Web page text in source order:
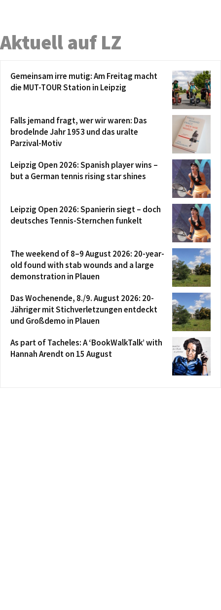
Aktuell auf LZ
Gemeinsam irre mutig: Am Freitag macht
die MUT-TOUR Station in Leipzig
Falls jemand fragt, wer wir waren: Das
brodelnde Jahr 1953 und das uralte
Parzival-Motiv
Leipzig Open 2026: Spanish player wins –
but a German tennis rising star shines
Leipzig Open 2026: Spanierin siegt – doch
deutsches Tennis-Sternchen funkelt
The weekend of 8–9 August 2026: 20-year-
old found with stab wounds and a large
demonstration in Plauen
Das Wochenende, 8./9. August 2026: 20-
Jähriger mit Stichverletzungen entdeckt
und Großdemo in Plauen
As part of Tacheles: A ‘BookWalkTalk’ with
Hannah Arendt on 15 August